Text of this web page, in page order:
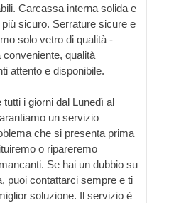
Carcassa interna solida e
sicuro. Serrature sicure e
solo vetro di qualità -
qualità
attento e disponibile.
i giorni dal Lunedì al
un servizio
che si presenta prima
o ripareremo
Se hai un dubbio su
puoi contattarci sempre e ti
soluzione. Il servizio è